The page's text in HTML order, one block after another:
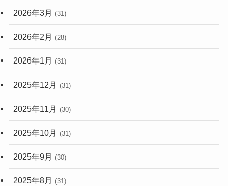
2026年3月 (31)
2026年2月 (28)
2026年1月 (31)
2025年12月 (31)
2025年11月 (30)
2025年10月 (31)
2025年9月 (30)
2025年8月 (31)